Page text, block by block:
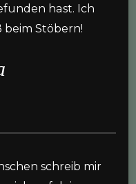
hast. Ich
beim Stöbern!
schreib mir